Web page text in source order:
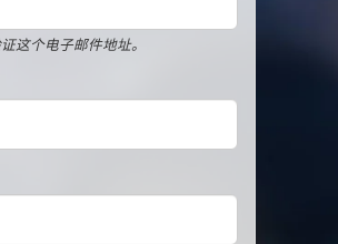
这个电子邮件地址。